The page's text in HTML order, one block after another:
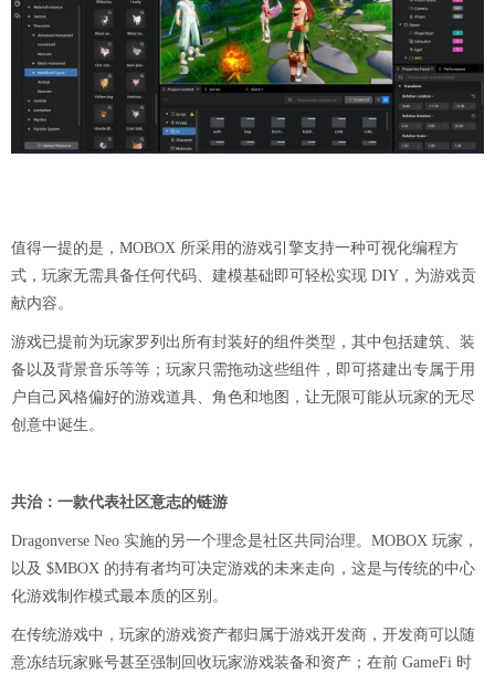
值得一提的是，MOBOX 所采用的游戏引擎支持一种可视化编程方
式，玩家无需具备任何代码、建模基础即可轻松实现 DIY，为游戏贡
献内容。
游戏已提前为玩家罗列出所有封装好的组件类型，其中包括建筑、装
备以及背景音乐等等；玩家只需拖动这些组件，即可搭建出专属于用
户自己风格偏好的游戏道具、角色和地图，让无限可能从玩家的无尽
创意中诞生。
共治：一款代表社区意志的链游
Dragonverse Neo 实施的另一个理念是社区共同治理。MOBOX 玩家，
以及 $MBOX 的持有者均可决定游戏的未来走向，这是与传统的中心
化游戏制作模式最本质的区别。
在传统游戏中，玩家的游戏资产都归属于游戏开发商，开发商可以随
意冻结玩家账号甚至强制回收玩家游戏装备和资产；在前 GameFi 时